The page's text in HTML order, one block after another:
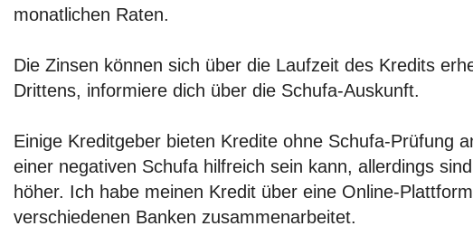
monatlichen Raten.
Die Zinsen können sich über die Laufzeit des Kredits
Drittens, informiere dich über die Schufa-Auskunft.
Einige Kreditgeber bieten Kredite ohne Schufa-Prüfung
einer negativen Schufa hilfreich sein kann, allerdings
höher. Ich habe meinen Kredit über eine Online-
verschiedenen Banken zusammenarbeitet.